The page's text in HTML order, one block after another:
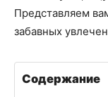
Представляем
забавных
Содержание